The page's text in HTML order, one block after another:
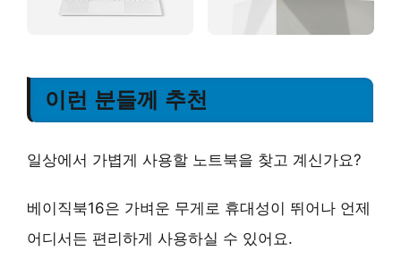
이런 분들께 추천
일상에서 가볍게 사용할 노트북을 찾고 계신가요?
베이직북16은 가벼운 무게 로 휴대성이 뛰어나 언제
어디서든 편리하게 사용하실 수 있어요.